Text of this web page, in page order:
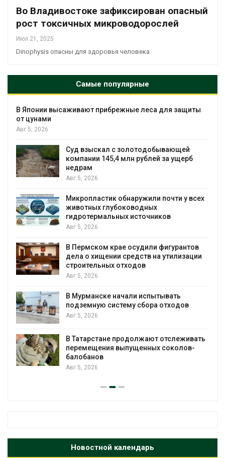
Во Владивостоке зафиксирован опасный
рост токсичных микроводорослей
Июл 21, 2025
Dinophysis опасны для здоровья человека
Самые популярные
В Японии высаживают прибрежные леса для защиты
от цунами
Авг 5, 2026
Суд взыскал с золотодобывающей
компании 145,4 млн рублей за ущерб
недрам
Авг 5, 2026
Микропластик обнаружили почти у всех
животных глубоководных
гидротермальных источников
Авг 5, 2026
В Пермском крае осудили фигурантов
дела о хищении средств на утилизации
строительных отходов
Авг 5, 2026
В Мурманске начали испытывать
подземную систему сбора отходов
Авг 5, 2026
В Татарстане продолжают отслеживать
перемещения выпущенных соколов-
балобанов
Авг 5, 2026
Новостной календарь